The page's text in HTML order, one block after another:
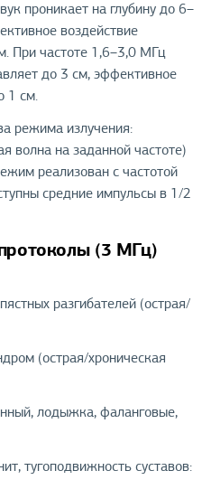
проникает на глубину до 6–
воздействие
При частоте 1,6–3,0 МГц
до 3 см, эффективное
1 см.
режима излучения:
волна на заданной частоте)
реализован с частотой
средние импульсы в 1/2
(3 МГц)
разгибателей (острая/
(острая/хроническая
лодыжка, фаланговые,
тугоподвижность суставов: